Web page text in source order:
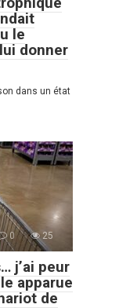
le
donner
dans un état
0 25
j’ai peur
apparue
de